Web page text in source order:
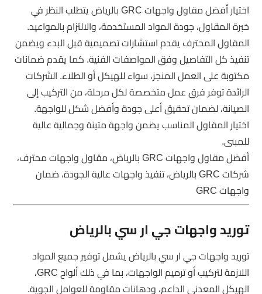
اختيار أفضل مقاول واجهات GRC بالرياض يتطلب النظر في
خبرة المقاول، جودة المواد المستخدمة، والالتزام بالمواعيد.
المقاول المحترف يقدم استشارات تصميمية قبل البدء ويضمن
تنفيذ كل التفاصيل وفق المواصفات الفنية. كما يقدم ضمانات
مكتوبة على العمل المنجز، سواء للهيكل أو الطلاء. الشركات
الرائدة توفر فرق عمل متخصصة لكل مرحلة، من التركيب إلى
الصيانة، لضمان تحقيق أعلى جودة وأفضل شكل للواجهة.
اختيار المقاول المناسب يضمن واجهة متينة وجمالية عالية
للمبنى.
أفضل مقاول واجهات GRC بالرياض، مقاول واجهات محترف،
شركات GRC بالرياض، تنفيذ واجهات عالية الجودة، ضمان
واجهات GRC
توريد واجهات جي ار سي بالرياض
توريد واجهات جي ار سي بالرياض يشمل توفير جميع المواد
اللازمة لتركيب أو ترميم الواجهات، بما في ذلك ألواح GRC،
الهيكل المعدني الداعم، ودهانات مقاومة للعوامل الجوية.